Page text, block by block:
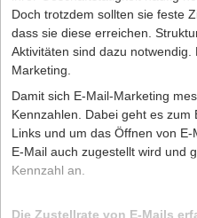
Doch trotzdem sollten sie feste
dass sie diese erreichen.
Aktivitäten sind dazu
Marketing.
Damit sich E-Mail-Marketing
Kennzahlen. Dabei geht es
Links und um das Öffnen von
E-Mail auch zugestellt wird und
Kennzahl an.
Die Zustellrate von E-Mails